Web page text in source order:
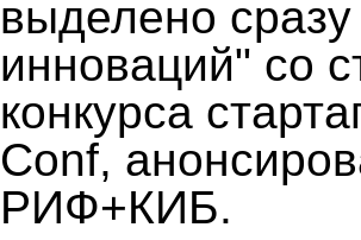
выделено
инноваций" со
конкурса
Conf,
РИФ+КИБ.